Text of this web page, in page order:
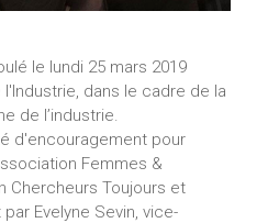
le lundi 25 mars 2019
dans le cadre de la
de l’industrie.
d'encouragement pour
Femmes &
Chercheurs Toujours et
Evelyne Sevin, vice-